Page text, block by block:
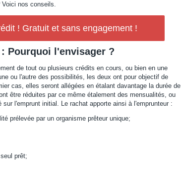
Voici nos conseils.
! Gratuit et sans engagement !
Pourquoi l'envisager ?
de tout ou plusieurs crédits en cours, ou bien en une
ou l'autre des possibilités, les deux ont pour objectif de
cas, elles seront allégées en étalant davantage la durée de
être réduites par ce même étalement des mensualités, ou
l'emprunt initial. Le rachat apporte ainsi à l'emprunteur :
prélevée par un organisme prêteur unique;
prêt;